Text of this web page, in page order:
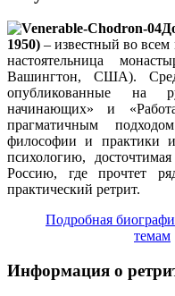
1950) – известный во всем
настоятельница
Вашингтон, США).
опубликованные на
начинающих» и
прагматичным
философии и практики
психологию,
Россию, где прочтет
практический ретрит.
Подробная
темам
Информация о